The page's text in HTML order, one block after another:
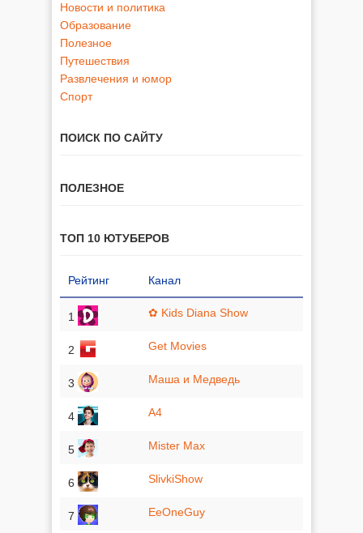
Новости и политика
Образование
Полезное
Путешествия
Развлечения и юмор
Спорт
ПОИСК ПО САЙТУ
ПОЛЕЗНОЕ
ТОП 10 ЮТУБЕРОВ
Рейтинг Канал
1 ✿ Kids Diana Show
2 Get Movies
3 Маша и Медведь
4 A4
5 Mister Max
6 SlivkiShow
7 EeOneGuy